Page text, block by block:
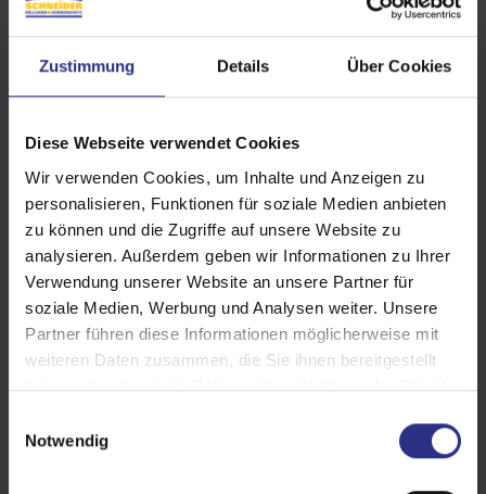
Zustimmung Details Über Cookies
Diese Webseite verwendet Cookies
Wir verwenden Cookies, um Inhalte und Anzeigen zu
personalisieren, Funktionen für soziale Medien anbieten
zu können und die Zugriffe auf unsere Website zu
analysieren. Außerdem geben wir Informationen zu Ihrer
Verwendung unserer Website an unsere Partner für
soziale Medien, Werbung und Analysen weiter. Unsere
Partner führen diese Informationen möglicherweise mit
weiteren Daten zusammen, die Sie ihnen bereitgestellt
haben oder die sie im Rahmen Ihrer Nutzung der Dienste
Notwendig
Details und Varianten